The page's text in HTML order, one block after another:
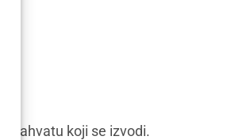
zahvatu koji se izvodi.